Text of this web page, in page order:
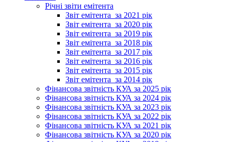
Річні звіти емітента
Звіт емітента_за 2021 рік
Звіт емітента_за 2020 рік
Звіт емітента_за 2019 рік
Звіт емітента_за 2018 рік
Звіт емітента_за 2017 рік
Звіт емітента_за 2016 рік
Звіт емітента_за 2015 рік
Звіт емітента_за 2014 рік
Фінансова звітність КУА за 2025 рік
Фінансова звітність КУА за 2024 рік
Фінансова звітність КУА за 2023 рік
Фінансова звітність КУА за 2022 рік
Фінансова звітність КУА за 2021 рік
Фінансова звітність КУА за 2020 рік